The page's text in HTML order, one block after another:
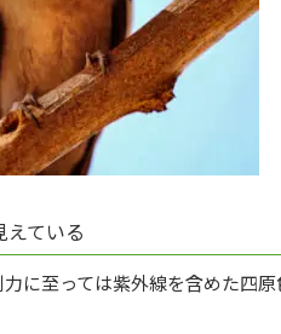
えている
に至っては紫外線を含めた四原